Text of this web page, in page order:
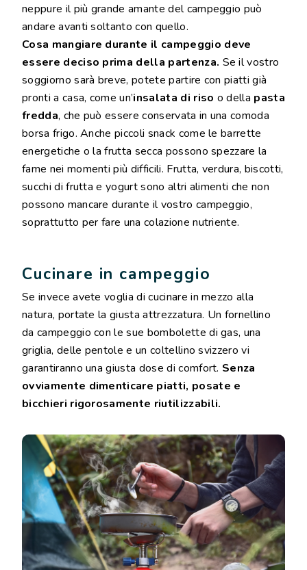
neppure il più grande amante del campeggio può
andare avanti soltanto con quello.
Cosa mangiare durante il campeggio deve
essere deciso prima della partenza. Se il vostro
soggiorno sarà breve, potete partire con piatti già
pronti a casa, come un’insalata di riso o della pasta
fredda, che può essere conservata in una comoda
borsa frigo. Anche piccoli snack come le barrette
energetiche o la frutta secca possono spezzare la
fame nei momenti più difficili. Frutta, verdura, biscotti,
succhi di frutta e yogurt sono altri alimenti che non
possono mancare durante il vostro campeggio,
soprattutto per fare una colazione nutriente.
Cucinare in campeggio
Se invece avete voglia di cucinare in mezzo alla
natura, portate la giusta attrezzatura. Un fornellino
da campeggio con le sue bombolette di gas, una
griglia, delle pentole e un coltellino svizzero vi
garantiranno una giusta dose di comfort. Senza
ovviamente dimenticare piatti, posate e
bicchieri rigorosamente riutilizzabili.